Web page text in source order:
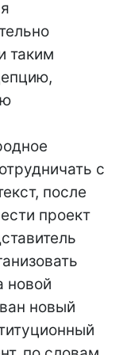
таким
с
после
проект
новой
новый